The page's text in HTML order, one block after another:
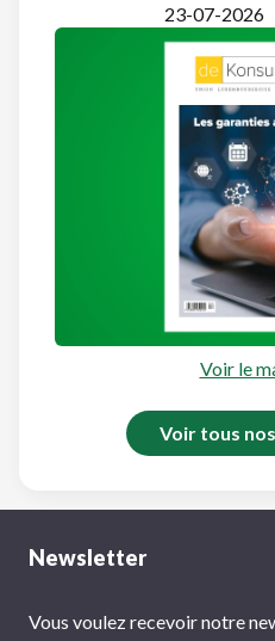
23-07-2026
Voir le
Voir tous
Newsletter
Vous voulez recevoir notre